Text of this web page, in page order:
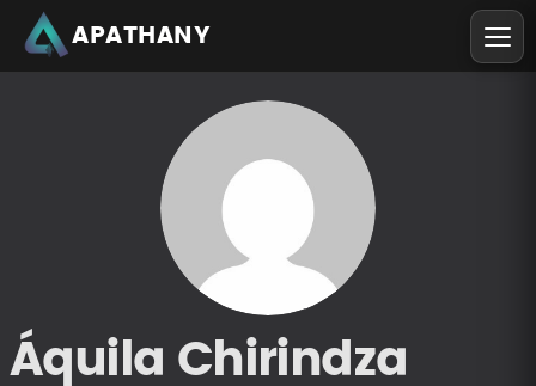
APATHANY
Áquila Chirindza